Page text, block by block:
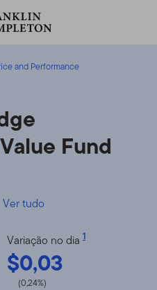
and Performance
Fund
Ver tudo
Variação no dia 1
$0,03
(0,24%)